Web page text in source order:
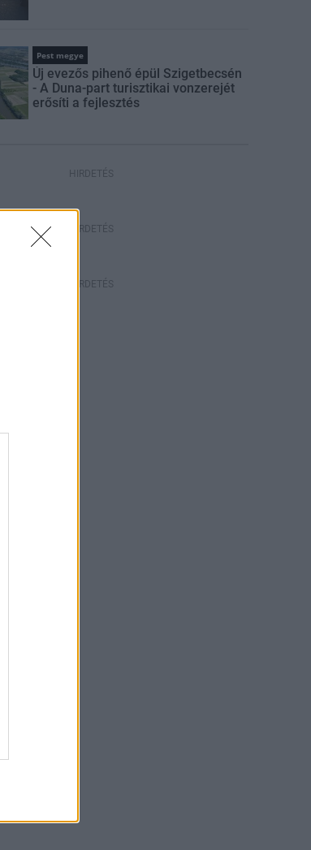
Pest megye
Új evezős pihenő épül Szigetbecsén
- A Duna-part turisztikai vonzerejét
erősíti a fejlesztés
HIRDETÉS
HIRDETÉS
HIRDETÉS